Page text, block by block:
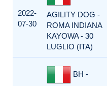
2022-
07-30
AGILITY DOG -
ROMA INDIANA
KAYOWA - 30
LUGLIO (ITA)
BH -